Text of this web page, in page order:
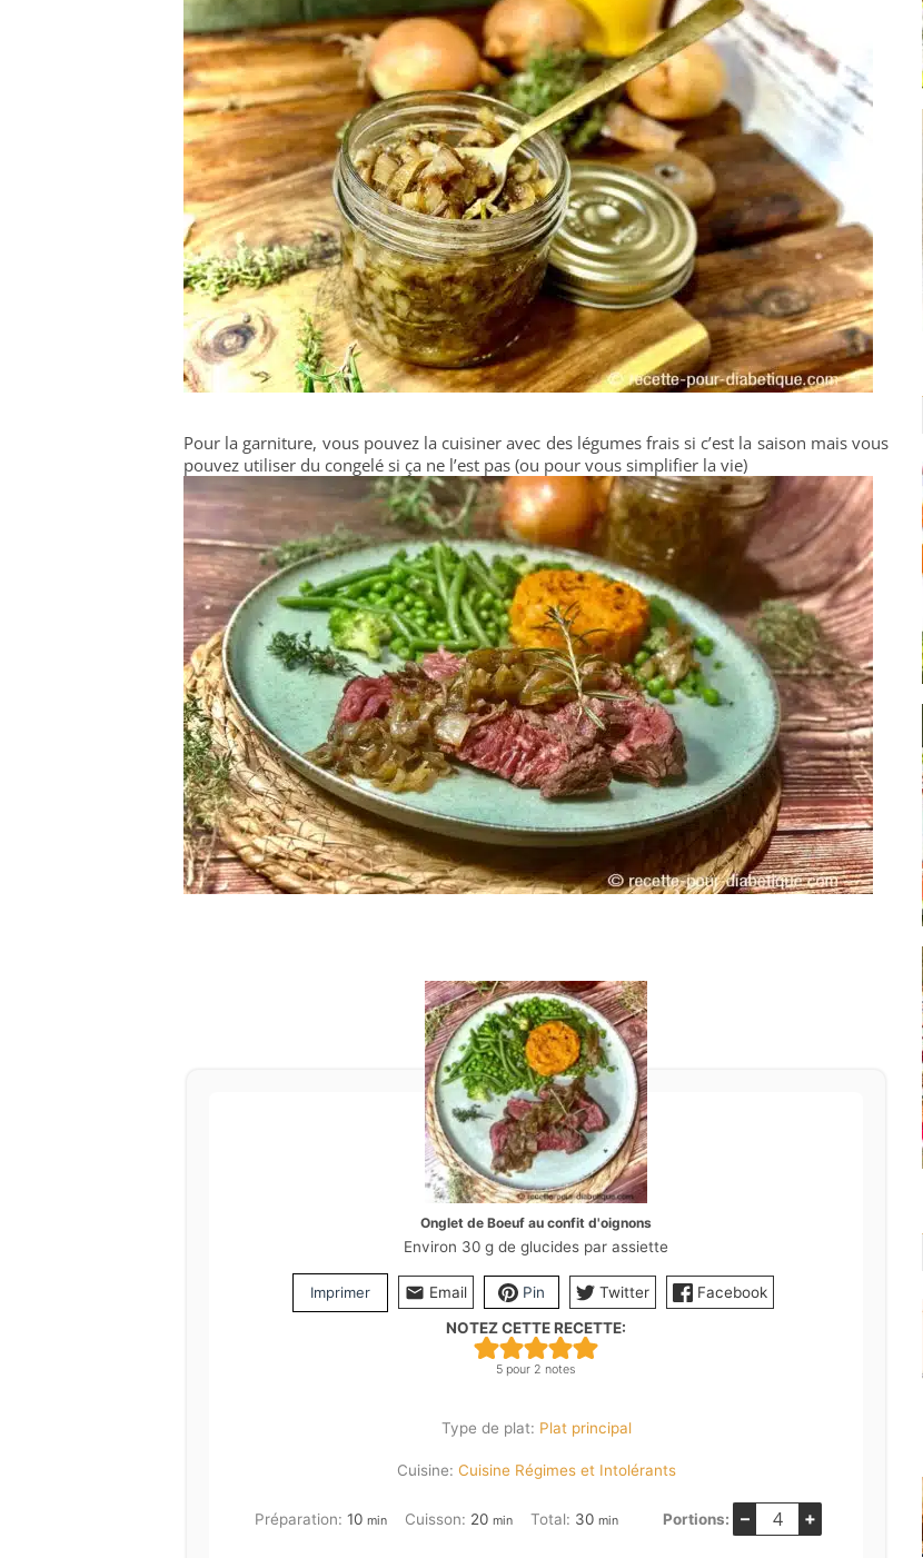
Pour la garniture, vous pouvez la cuisiner avec des légumes frais si c’est la saison mais vous
pouvez utiliser du congelé si ça ne l’est pas (ou pour vous simplifier la vie)
Onglet de Boeuf au confit d'oignons
Environ 30 g de glucides par assiette
Imprimer Email Pin Twitter
Facebook
NOTEZ CETTE RECETTE:
5 pour 2 notes
Type de plat: Plat principal
Cuisine: Cuisine Régimes et Intolérants
Préparation: 10minutes
min Cuisson: 20minutes
min Total: 30minutes
min Portions: – +